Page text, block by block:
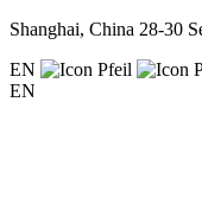
Shanghai, China 28-30
EN
EN